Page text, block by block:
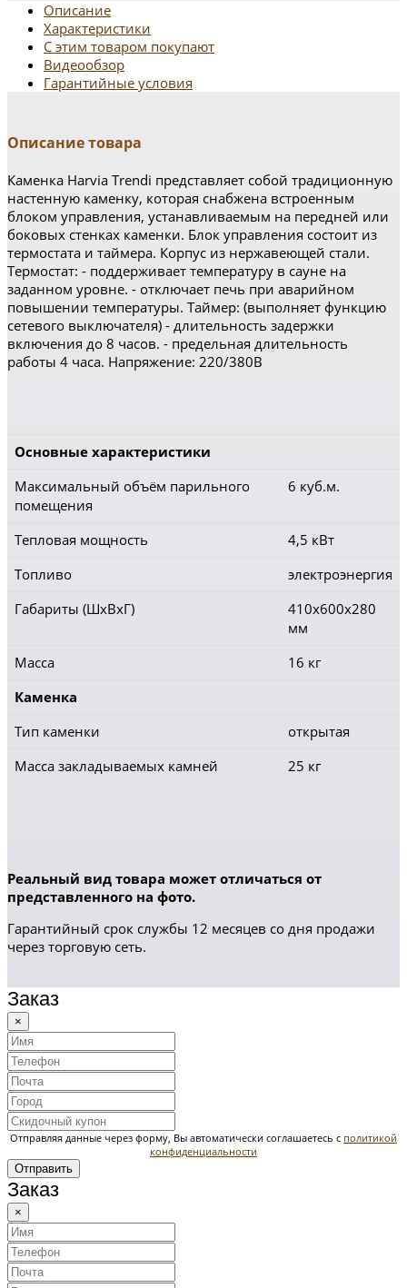
Описание
Характеристики
С этим товаром покупают
Видеообзор
Гарантийные условия
Описание товара
Каменка Harvia Trendi представляет собой традиционную
настенную каменку, которая снабжена встроенным
блоком управления, устанавливаемым на передней или
боковых стенках каменки. Блок управления состоит из
термостата и таймера. Корпус из нержавеющей стали.
Термостат: - поддерживает температуру в сауне на
заданном уровне. - отключает печь при аварийном
повышении температуры. Таймер: (выполняет функцию
сетевого выключателя) - длительность задержки
включения до 8 часов. - предельная длительность
работы 4 часа. Напряжение: 220/380В
Основные характеристики
Максимальный объём парильного
помещения
6 куб.м.
Тепловая мощность
4,5 кВт
Топливо
электроэнергия
Габариты (ШхВхГ)
410x600x280
мм
Масса
16 кг
Каменка
Тип каменки
открытая
Масса закладываемых камней
25 кг
Реальный вид товара может отличаться от
представленного на фото.
Гарантийный срок службы 12 месяцев со дня продажи
через торговую сеть.
Заказ
×
Отправляя данные через форму, Вы автоматически соглашаетесь с политикой
конфиденциальности
Отправить
Заказ
×